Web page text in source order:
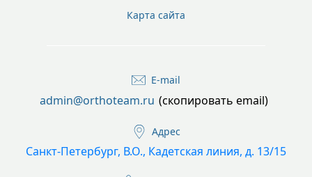
Карта сайта
E-mail
admin@orthoteam.ru (скопировать email)
Адрес
Санкт-Петербург, В.О., Кадетская линия, д. 13/15